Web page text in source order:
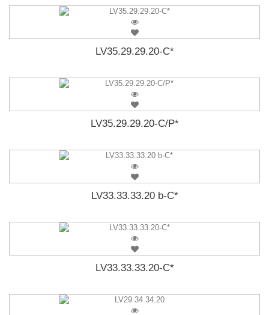
LV35.29.29.20-C*
LV35.29.29.20-C/P*
LV33.33.33.20 b-C*
LV33.33.33.20-C*